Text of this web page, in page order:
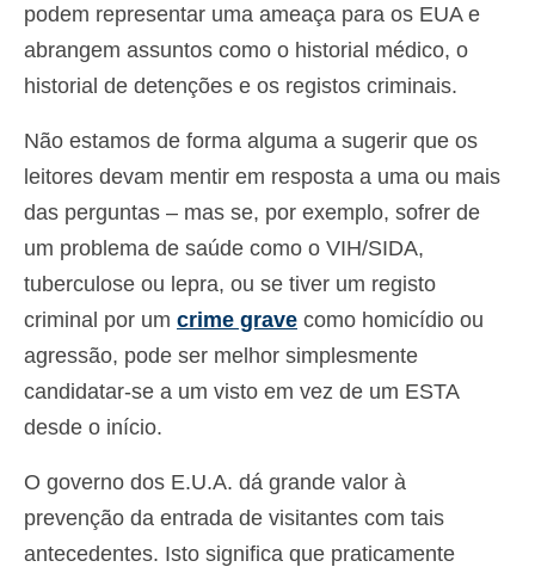
podem representar uma ameaça para os EUA e
abrangem assuntos como o historial médico, o
historial de detenções e os registos criminais.
Não estamos de forma alguma a sugerir que os
leitores devam mentir em resposta a uma ou mais
das perguntas – mas se, por exemplo, sofrer de
um problema de saúde como o VIH/SIDA,
tuberculose ou lepra, ou se tiver um registo
criminal por um crime grave como homicídio ou
agressão, pode ser melhor simplesmente
candidatar-se a um visto em vez de um ESTA
desde o início.
O governo dos E.U.A. dá grande valor à
prevenção da entrada de visitantes com tais
antecedentes. Isto significa que praticamente